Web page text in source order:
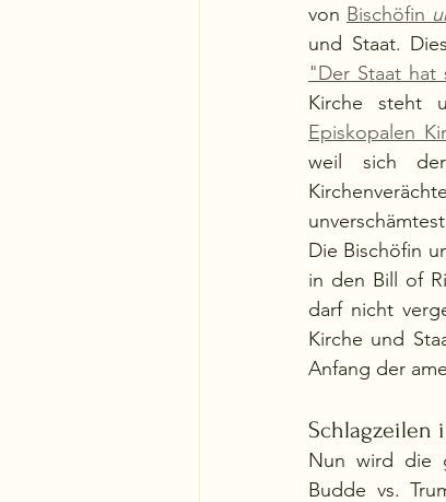
von Bischöfin
"Der Staat hat
Episkopalen
weil sich
Die Bischöfin
in den Bill of
darf nicht
Kirche und
Anfang der
Schlagzeilen
Nun wird die
Budde vs.